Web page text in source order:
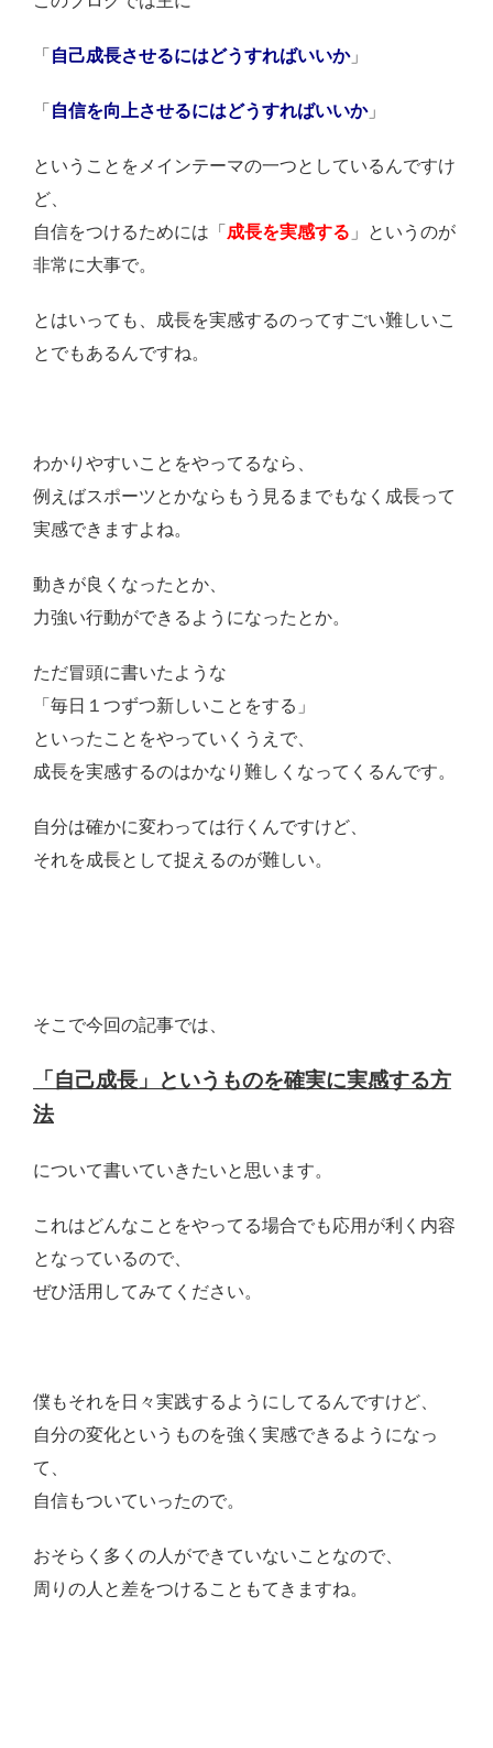
「 自己成長させるにはどうすればいいか」
「 自信を向上させるにはどうすればいいか」
ということをメインテーマの一つとしているんですけ
ど、
自信をつけるためには「 成長を実感する 」というのが
非常に大事で。
とはいっても、成長を実感するのってすごい難しいこ
とでもあるんですね。
わかりやすいことをやってるなら、
例えばスポーツとかならもう見るまでもなく成長って
実感できますよね。
動きが良くなったとか、
力強い行動ができるようになったとか。
ただ冒頭に書いたような
「毎日１つずつ新しいことをする」
といったことをやっていくうえで、
成長を実感するのはかなり難しくなってくるんです。
自分は確かに変わっては行くんですけど、
それを成長として捉えるのが難しい。
そこで今回の記事では、
「自己成長」というものを確実に実感する方
法
について書いていきたいと思います。
これはどんなことをやってる場合でも応用が利く内容
となっているので、
ぜひ活用してみてください。
僕もそれを日々実践するようにしてるんですけど、
自分の変化というものを強く実感できるようになっ
て、
自信もついていったので。
おそらく多くの人ができていないことなので、
周りの人と差をつけることもてきますね。